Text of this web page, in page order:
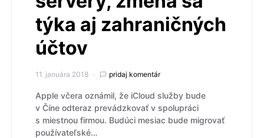
týka aj zahraničných
účtov
11. januára 2018 pridaj komentár
Apple včera oznámil, že iCloud služby bude
v Číne odteraz prevádzkovať v spolupráci
s miestnou firmou. Budúci mesiac bude migrovať
používateľské…